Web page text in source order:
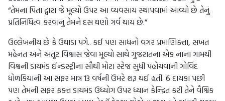
“તેમના પિતા દ્વારા જે મૂલ્યો ઉપર આ વ્યવસાય સ્થાપવામાં આવ્યો છે તેનું
પ્રતિનિધિત્વ કરવાનું તેમને દસ ઘણો ગર્વ થાય છે.”
ઉલ્લેખનીય છે કે ઉઘાડા પગે.. કઈ પણ સાધનો વગર પ્રમાણિક્તા, સખત
મહેનત અને અતૂટ વિશ્વાસ જેવા મૂલ્યો સાથે ગુજરાતના એક નાના ગામથી
વિશ્વની ડાયમંડ ઈન્ડસ્ટ્રીના સૌથી મોટા સ્ટેજ સુધી પહોંચવાની ગોવિંદ
ધોળકિયાની આ સફર માત્ર 13 વર્ષની ઉંમરે શરૂ થઈ હતી. 6 દાયકા પછી
પણ તેમની સફર ફક્ત ડાયમંડ ઉધ્યોગ ઉપર ધ્યાન કેન્દ્રિત કરી તેને વૈશ્વિક